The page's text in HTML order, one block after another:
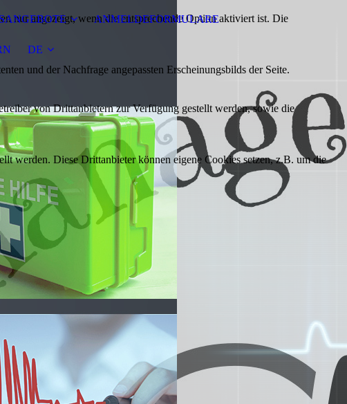
ANMELDEFORMULARE
DE
nur angezeigt, wenn die entsprechende Option aktiviert ist. Die
und der Nachfrage angepassten Erscheinungsbilds der Seite.
von Drittanbietern zur Verfügung gestellt werden, sowie die
werden. Diese Drittanbieter können eigene Cookies setzen, z.B. um die